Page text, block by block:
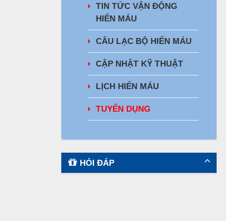
TIN TỨC VẬN ĐỘNG
HIẾN MÁU
CÂU LẠC BỘ HIẾN MÁU
CẬP NHẬT KỸ THUẬT
LỊCH HIẾN MÁU
TUYỂN DỤNG
HỎI ĐÁP